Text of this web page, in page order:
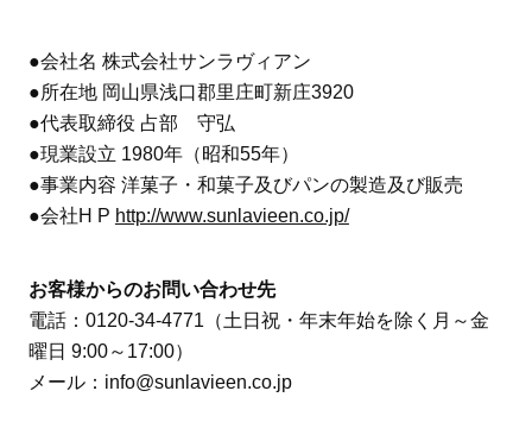
●会社名 株式会社サンラヴィアン
●所在地 岡山県浅口郡里庄町新庄3920
●代表取締役 占部 守弘
●現業設立 1980年（昭和55年）
●事業内容 洋菓子・和菓子及びパンの製造及び販売
●会社H P http://www.sunlavieen.co.jp/
お客様からのお問い合わせ先
電話：0120-34-4771（土日祝・年末年始を除く月～金
曜日 9:00～17:00）
メール：info@sunlavieen.co.jp